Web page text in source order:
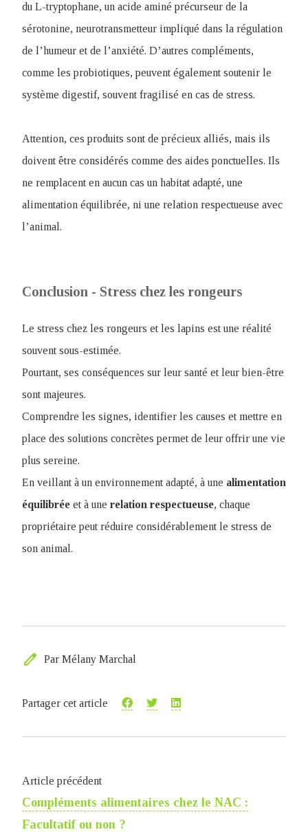
du L-tryptophane, un acide aminé précurseur de la
sérotonine, neurotransmetteur impliqué dans la régulation
de l’humeur et de l’anxiété. D’autres compléments,
comme les probiotiques, peuvent également soutenir le
système digestif, souvent fragilisé en cas de stress.
Attention, ces produits sont de précieux alliés, mais ils
doivent être considérés comme des aides ponctuelles. Ils
ne remplacent en aucun cas un habitat adapté, une
alimentation équilibrée, ni une relation respectueuse avec
l’animal.
Conclusion - Stress chez les rongeurs
Le stress chez les rongeurs et les lapins est une réalité
souvent sous-estimée.
Pourtant, ses conséquences sur leur santé et leur bien-être
sont majeures.
Comprendre les signes, identifier les causes et mettre en
place des solutions concrètes permet de leur offrir une vie
plus sereine.
En veillant à un environnement adapté, à une alimentation
équilibrée et à une relation respectueuse, chaque
propriétaire peut réduire considérablement le stress de
son animal.
edit Par Mélany Marchal
Partager cet article
Article précédent
Compléments alimentaires chez le NAC :
Facultatif ou non ?